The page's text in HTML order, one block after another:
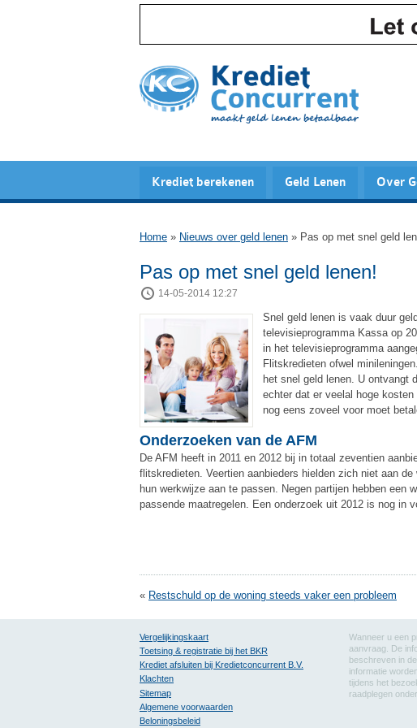
Krediet berekenen Geld Lenen Over
Home » Nieuws over geld lenen » Pas op met snel geld
Pas op met snel geld lenen!
14-05-2014 12:27
Snel geld lenen is vaak duur
televisieprogramma Kassa op
in het televisieprogramma
Flitskredieten ofwel
het snel geld lenen. U ontvangt
echter dat er veelal hoge
nog eens zoveel voor moet
Onderzoeken van de AFM
De AFM heeft in 2011 en 2012 bij in totaal zeventien
flitskredieten. Veertien aanbieders hielden zich niet aan
hun werkwijze aan te passen. Negen partijen hebben een
passende maatregelen. Een onderzoek uit 2012 is nog in
« Restschuld op de woning steeds vaker een probleem
Vergelijkingskaart
Toetsing & registratie bij het BKR
Krediet afsluiten bij Kredietconcurrent B.V.
Klachten
Sitemap
Algemene voorwaarden
Beloningsbeleid
Wanneer u een
aanvraag. De
beschreven in
informatie
tijdens het
raadplegen